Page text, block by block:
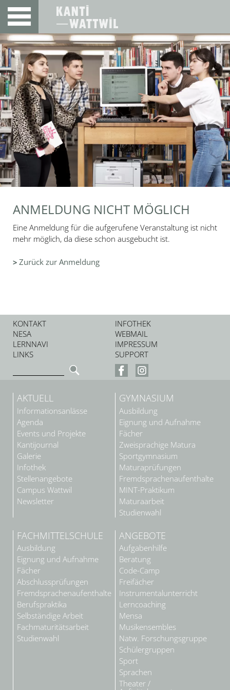
ANMELDUNG NICHT MÖGLICH
Eine Anmeldung für die aufgerufene Veranstaltung ist nicht
mehr möglich, da diese schon ausgebucht ist.
Zurück zur Anmeldung
KONTAKT
INFOTHEK
NESA
WEBMAIL
LERNNAVI
IMPRESSUM
LINKS
SUPPORT
AKTUELL
Informationsanlässe
Agenda
Events und Projekte
Kantijournal
Galerie
Infothek
Stellenangebote
Campus Wattwil
Newsletter
GYMNASIUM
Ausbildung
Eignung und Aufnahme
Fächer
Zweisprachige Matura
Sportgymnasium
Maturaprüfungen
Fremdsprachenaufenthalte
MINT-Praktikum
Maturaarbeit
Studienwahl
FACHMITTELSCHULE
Ausbildung
Eignung und Aufnahme
Fächer
Abschlussprüfungen
Fremdsprachenaufenthalte
Berufspraktika
Selbständige Arbeit
Fachmaturitätsarbeit
Studienwahl
ANGEBOTE
Aufgabenhilfe
Beratung
Code-Camp
Freifächer
Instrumentalunterricht
Lerncoaching
Mensa
Musikensembles
Natw. Forschungsgruppe
Schülergruppen
Sport
Sprachen
Theater /